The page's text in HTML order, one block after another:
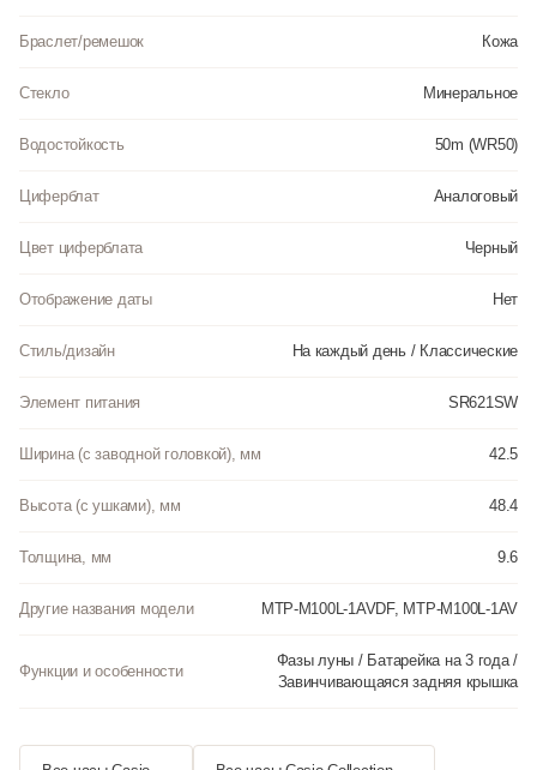
Браслет/ремешок Кожа
Стекло Минеральное
Водостойкость 50m (WR50)
Циферблат Аналоговый
Цвет циферблата Черный
Отображение даты Нет
Стиль/дизайн На каждый день / Классические
Элемент питания SR621SW
Ширина (с заводной головкой), мм 42.5
Высота (с ушками), мм 48.4
Толщина, мм 9.6
Другие названия модели MTP-M100L-1AVDF, MTP-M100L-1AV
Функции и особенности
Фазы луны / Батарейка на 3 года /
Завинчивающаяся задняя крышка